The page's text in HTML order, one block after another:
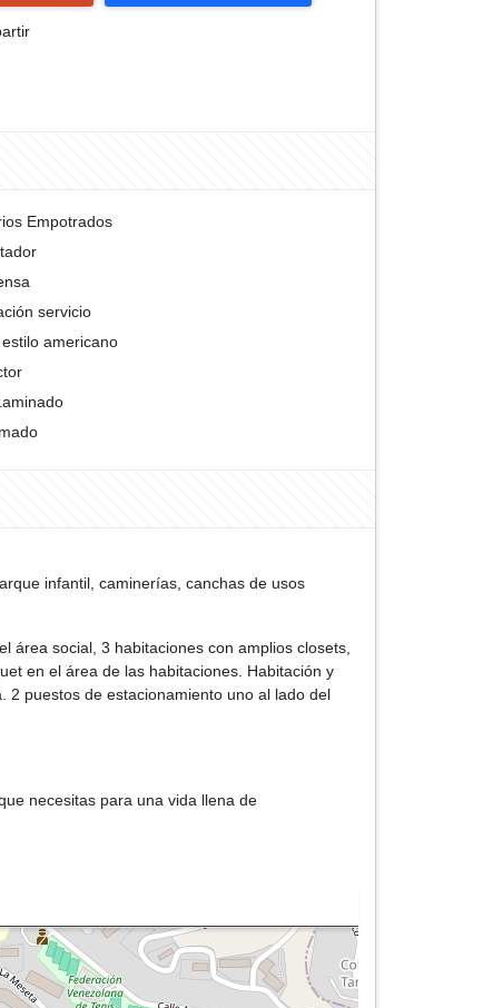
Empotrados
servicio
americano
infantil, caminerías, canchas de usos
área social, 3 habitaciones con amplios closets,
en el área de las habitaciones. Habitación y
2 puestos de estacionamiento uno al lado del
necesitas para una vida llena de